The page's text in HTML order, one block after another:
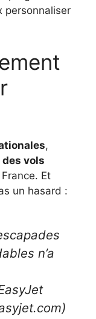
personnaliser
,
des vols
Et
un hasard :
n’a